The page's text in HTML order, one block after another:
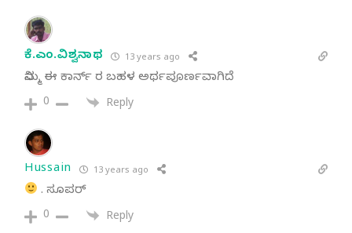
ಕೆ.ಎಂ.ವಿಶ್ವನಾಥ 13 years ago
ನಿಮ್ಮ ಈ ಕಾರ್ನ್ ರ ಬಹಳ ಅರ್ಥಪೂರ್ಣವಾಗಿದೆ
0 Reply
Hussain 13 years ago
. ಸೂಪರ್
0 Reply